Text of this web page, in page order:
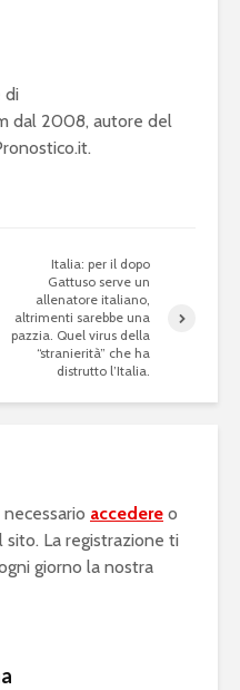
di
dal 2008, autore del
Italia: per il dopo
Gattuso serve un
allenatore italiano,
altrimenti sarebbe una
pazzia. Quel virus della
“stranierità” che ha
distrutto l’Italia.
accedere o
sito. La registrazione ti
giorno la nostra